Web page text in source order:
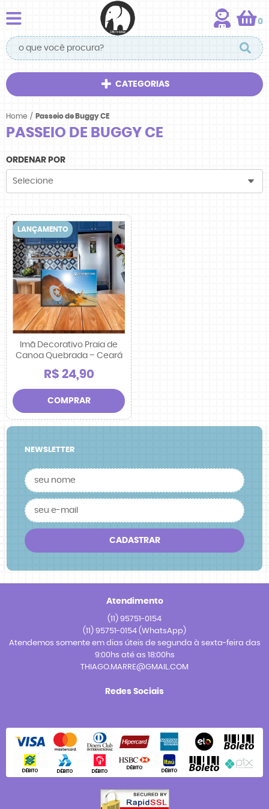
0
CATEGORIAS
PASSEIO DE BUGGY CE
Home Passeio de Buggy CE
ORDENAR POR
Selecione
LANÇAMENTO
Imã Decorativo Praia de
Canoa Quebrada – Ceará
R$ 24,90
COMPRAR
NEWSLETTER
CADASTRAR
Atendimento
(11) 95751-0154
(11) 95751-0154 (WhatsApp)
Atendemos somente em dias úteis de segunda à sexta-feira das
9:00hs até as 18:00hs
THIAGO.MARRE@GMAIL.COM
Redes Sociais